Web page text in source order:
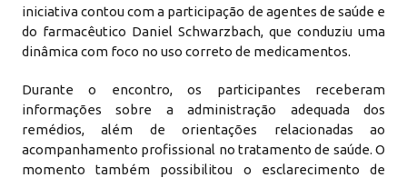
iniciativa contou com a participação de agentes de saúde e
do farmacêutico Daniel Schwarzbach, que conduziu uma
dinâmica com foco no uso correto de medicamentos.
Durante o encontro, os participantes receberam
informações sobre a administração adequada dos
remédios, além de orientações relacionadas ao
acompanhamento profissional no tratamento de saúde. O
momento também possibilitou o esclarecimento de